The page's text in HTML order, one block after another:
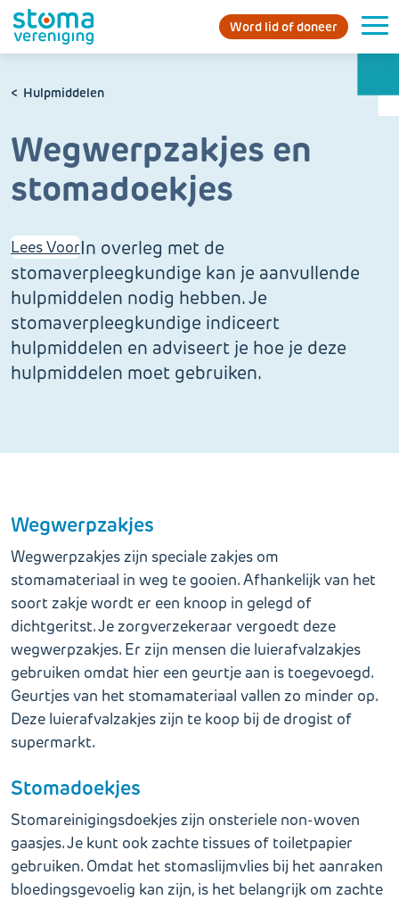
Word lid of doneer
Hulpmiddelen
Wegwerpzakjes en
stomadoekjes
Lees VoorIn overleg met de
stomaverpleegkundige kan je aanvullende
hulpmiddelen nodig hebben. Je
stomaverpleegkundige indiceert
hulpmiddelen en adviseert je hoe je deze
hulpmiddelen moet gebruiken.
Wegwerpzakjes
Wegwerpzakjes zijn speciale zakjes om
stomamateriaal in weg te gooien. Afhankelijk van het
soort zakje wordt er een knoop in gelegd of
dichtgeritst. Je zorgverzekeraar vergoedt deze
wegwerpzakjes. Er zijn mensen die luierafvalzakjes
gebruiken omdat hier een geurtje aan is toegevoegd.
Geurtjes van het stomamateriaal vallen zo minder op.
Deze luierafvalzakjes zijn te koop bij de drogist of
supermarkt.
Stomadoekjes
Stomareinigingsdoekjes zijn onsteriele non-woven
gaasjes. Je kunt ook zachte tissues of toiletpapier
gebruiken. Omdat het stomaslijmvlies bij het aanraken
bloedingsgevoelig kan zijn, is het belangrijk om zachte